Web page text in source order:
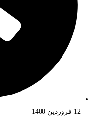
12 فروردین 1400